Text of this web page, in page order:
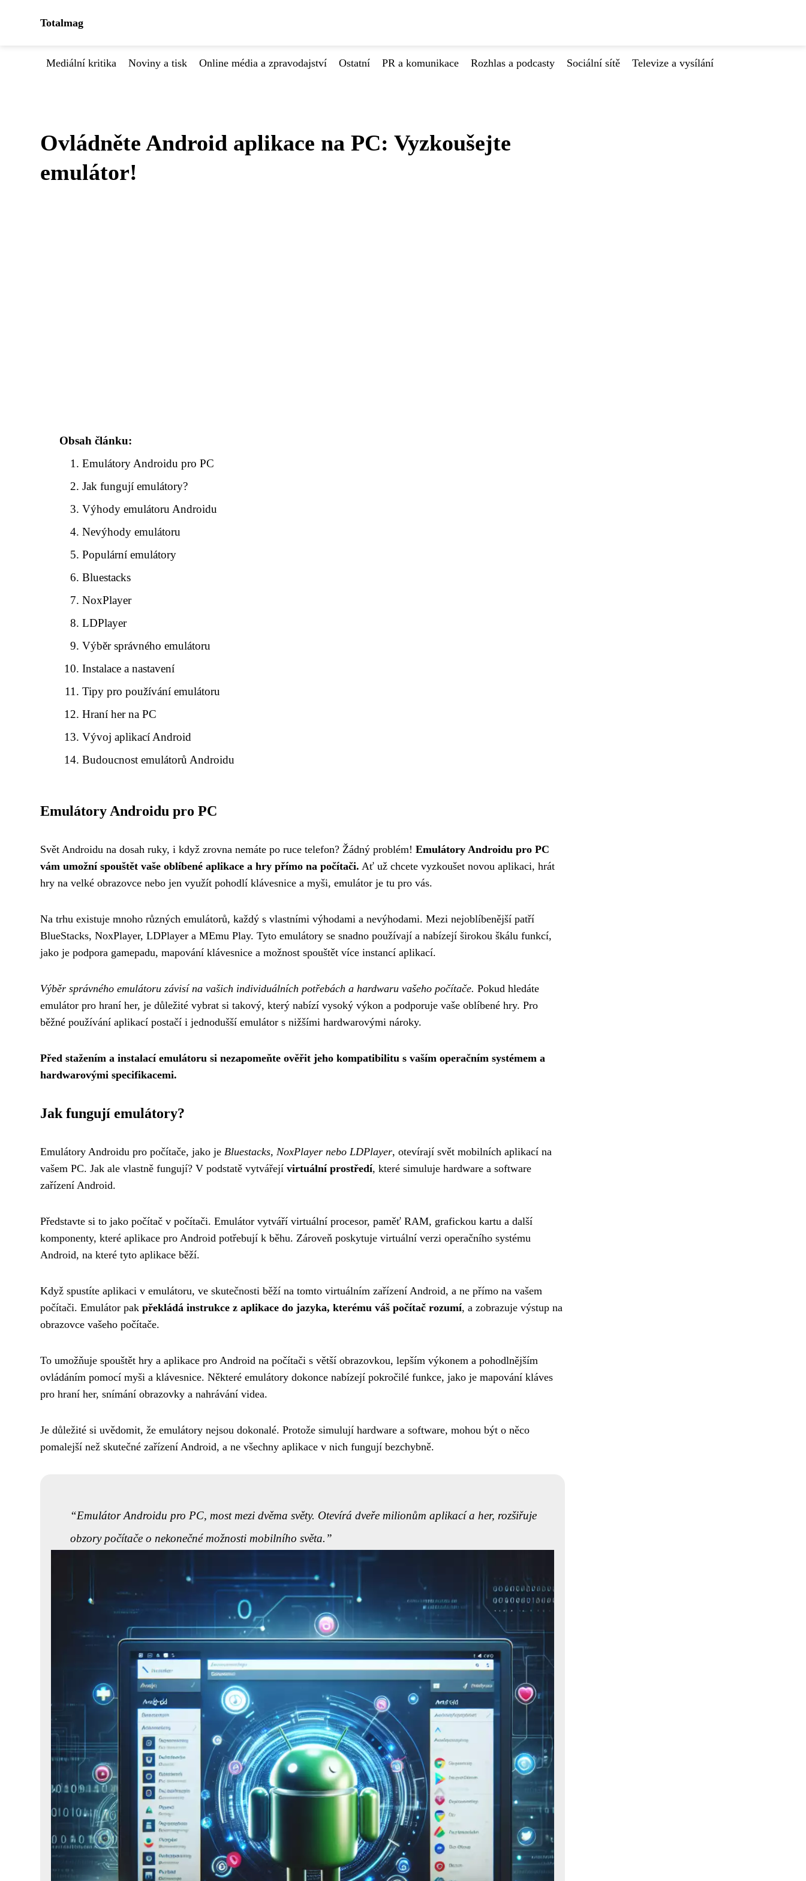
Totalmag
Mediální kritika Noviny a tisk Online média a zpravodajství Ostatní PR a komunikace Rozhlas a podcasty Sociální sítě Televize a vysílání
Ovládněte Android aplikace na PC: Vyzkoušejte
emulátor!
Obsah článku:
Emulátory Androidu pro PC
Jak fungují emulátory?
Výhody emulátoru Androidu
Nevýhody emulátoru
Populární emulátory
Bluestacks
NoxPlayer
LDPlayer
Výběr správného emulátoru
Instalace a nastavení
Tipy pro používání emulátoru
Hraní her na PC
Vývoj aplikací Android
Budoucnost emulátorů Androidu
Emulátory Androidu pro PC
Svět Androidu na dosah ruky, i když zrovna nemáte po ruce telefon? Žádný problém! Emulátory Androidu pro PC
vám umožní spouštět vaše oblíbené aplikace a hry přímo na počítači. Ať už chcete vyzkoušet novou aplikaci, hrát
hry na velké obrazovce nebo jen využít pohodlí klávesnice a myši, emulátor je tu pro vás.
Na trhu existuje mnoho různých emulátorů, každý s vlastními výhodami a nevýhodami. Mezi nejoblíbenější patří
BlueStacks, NoxPlayer, LDPlayer a MEmu Play. Tyto emulátory se snadno používají a nabízejí širokou škálu funkcí,
jako je podpora gamepadu, mapování klávesnice a možnost spouštět více instancí aplikací.
Výběr správného emulátoru závisí na vašich individuálních potřebách a hardwaru vašeho počítače. Pokud hledáte
emulátor pro hraní her, je důležité vybrat si takový, který nabízí vysoký výkon a podporuje vaše oblíbené hry. Pro
běžné používání aplikací postačí i jednodušší emulátor s nižšími hardwarovými nároky.
Před stažením a instalací emulátoru si nezapomeňte ověřit jeho kompatibilitu s vaším operačním systémem a
hardwarovými specifikacemi.
Jak fungují emulátory?
Emulátory Androidu pro počítače, jako je Bluestacks, NoxPlayer nebo LDPlayer, otevírají svět mobilních aplikací na
vašem PC. Jak ale vlastně fungují? V podstatě vytvářejí virtuální prostředí, které simuluje hardware a software
zařízení Android.
Představte si to jako počítač v počítači. Emulátor vytváří virtuální procesor, paměť RAM, grafickou kartu a další
komponenty, které aplikace pro Android potřebují k běhu. Zároveň poskytuje virtuální verzi operačního systému
Android, na které tyto aplikace běží.
Když spustíte aplikaci v emulátoru, ve skutečnosti běží na tomto virtuálním zařízení Android, a ne přímo na vašem
počítači. Emulátor pak překládá instrukce z aplikace do jazyka, kterému váš počítač rozumí, a zobrazuje výstup na
obrazovce vašeho počítače.
To umožňuje spouštět hry a aplikace pro Android na počítači s větší obrazovkou, lepším výkonem a pohodlnějším
ovládáním pomocí myši a klávesnice. Některé emulátory dokonce nabízejí pokročilé funkce, jako je mapování kláves
pro hraní her, snímání obrazovky a nahrávání videa.
Je důležité si uvědomit, že emulátory nejsou dokonalé. Protože simulují hardware a software, mohou být o něco
pomalejší než skutečné zařízení Android, a ne všechny aplikace v nich fungují bezchybně.
Emulátor Androidu pro PC, most mezi dvěma světy. Otevírá dveře milionům aplikací a her, rozšiřuje
obzory počítače o nekonečné možnosti mobilního světa.